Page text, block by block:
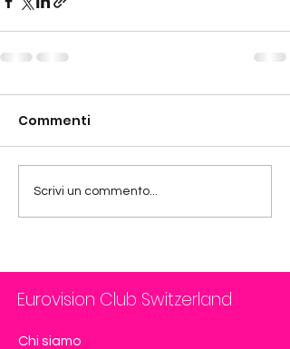
Commenti
Scrivi un commento...
Eurovision Club Switzerland
Chi siamo